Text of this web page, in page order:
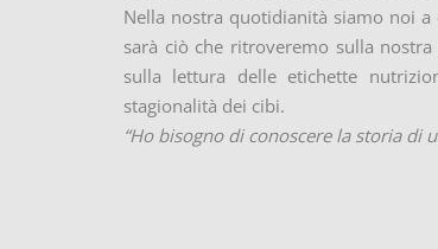
Nella nostra quotidianità siamo noi
sarà ciò che ritroveremo sulla
sulla lettura delle etichette
stagionalità dei cibi.
“Ho bisogno di conoscere la storia di